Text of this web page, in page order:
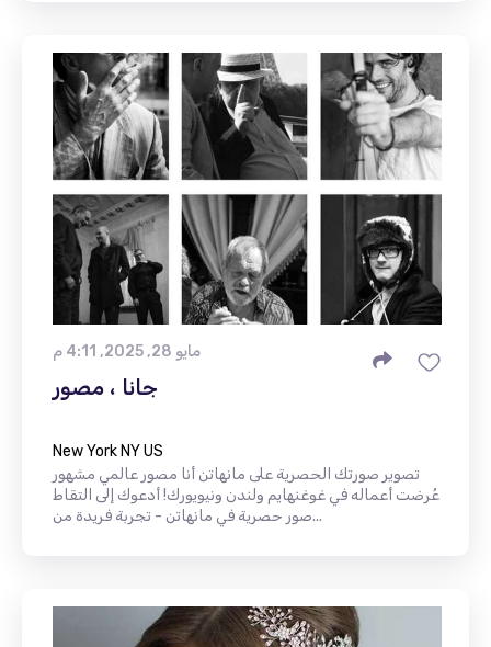
مايو 28, 2025, 4:11 م
جانا ، مصور
New York NY US
تصوير صورتك الحصرية على مانهاتن أنا مصور عالمي مشهور
عُرضت أعماله في غوغنهايم ولندن ونيويورك! أدعوك إلى التقاط
صور حصرية في مانهاتن - تجربة فريدة من...